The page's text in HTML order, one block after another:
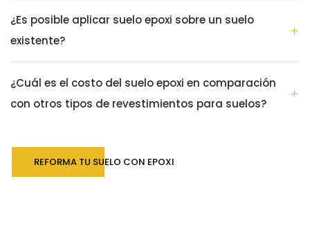
¿Es posible aplicar suelo epoxi sobre un suelo
existente?
¿Cuál es el costo del suelo epoxi en comparación
con otros tipos de revestimientos para suelos?
REFORMA TU SUELO CON EPOXI